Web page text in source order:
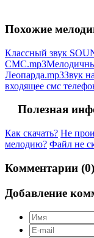
Похожие
Классный звук
СМС.mp3
Леопарда.mp3Звук
входящее смс
Полезная
Как скачать? Не
мелодию? Файл не
Комментарии (0)
Добавление